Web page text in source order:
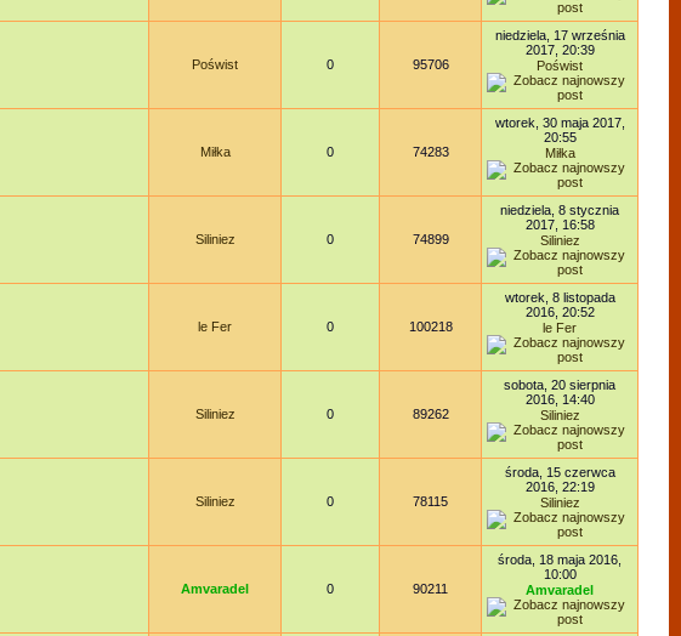
Poświst 0 95706
niedziela, 17 września
2017, 20:39
Poświst
Miłka 0 74283
wtorek, 30 maja 2017,
20:55
Miłka
Siliniez 0 74899
niedziela, 8 stycznia
2017, 16:58
Siliniez
le Fer 0 100218
wtorek, 8 listopada
2016, 20:52
le Fer
Siliniez 0 89262
sobota, 20 sierpnia
2016, 14:40
Siliniez
Siliniez 0 78115
środa, 15 czerwca
2016, 22:19
Siliniez
Amvaradel 0 90211
środa, 18 maja 2016,
10:00
Amvaradel